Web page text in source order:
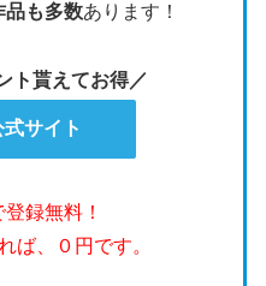
品も多数あります！
ト貰えてお得／
サイト
録無料！
ば、０円です。